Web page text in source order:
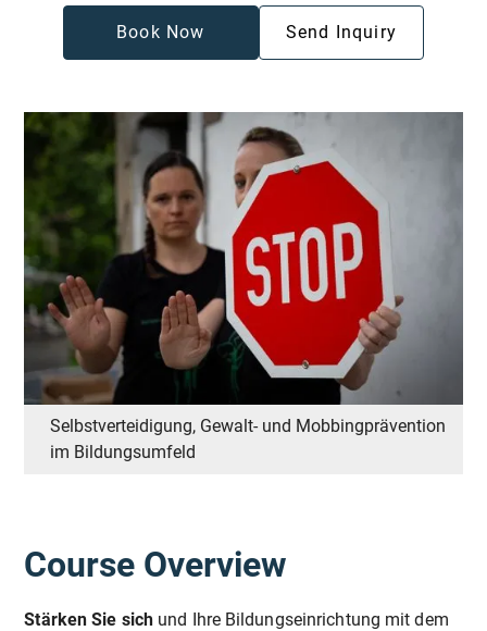
Book Now Send Inquiry
Selbstverteidigung, Gewalt- und Mobbingprävention
im Bildungsumfeld
Course Overview
Stärken Sie sich und Ihre Bildungseinrichtung mit dem